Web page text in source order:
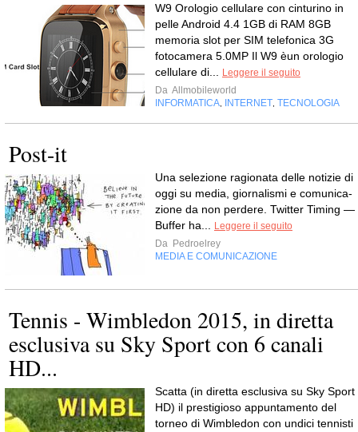
W9 Orologio cellulare con cinturino in
pelle Android 4.4 1GB di RAM 8GB
memoria slot per SIM telefonica 3G
fotocamera 5.0MP Il W9 èun orologio
cellulare di...
Leggere il seguito
Da Allmobileworld
INFORMATICA
INTERNET TECNOLOGIA
Post-it
Una sele­zione ragio­nata delle noti­zie di
oggi su media, gior­na­li­smi e comu­ni­ca­
zione da non perdere. Twit­ter Timing —
Buf­fer ha...
Leggere il seguito
Da Pedroelrey
MEDIA E COMUNICAZIONE
Tennis - Wimbledon 2015, in diretta
esclusiva su Sky Sport con 6 canali
HD...
Scatta (in diretta esclusiva su Sky Sport
HD) il prestigioso appuntamento del
torneo di Wimbledon con undici tennisti